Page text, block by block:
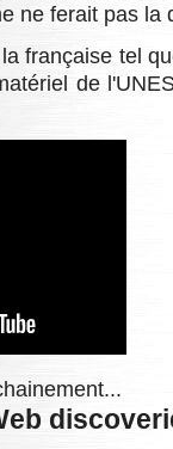
ne ferait pas la
française tel
de